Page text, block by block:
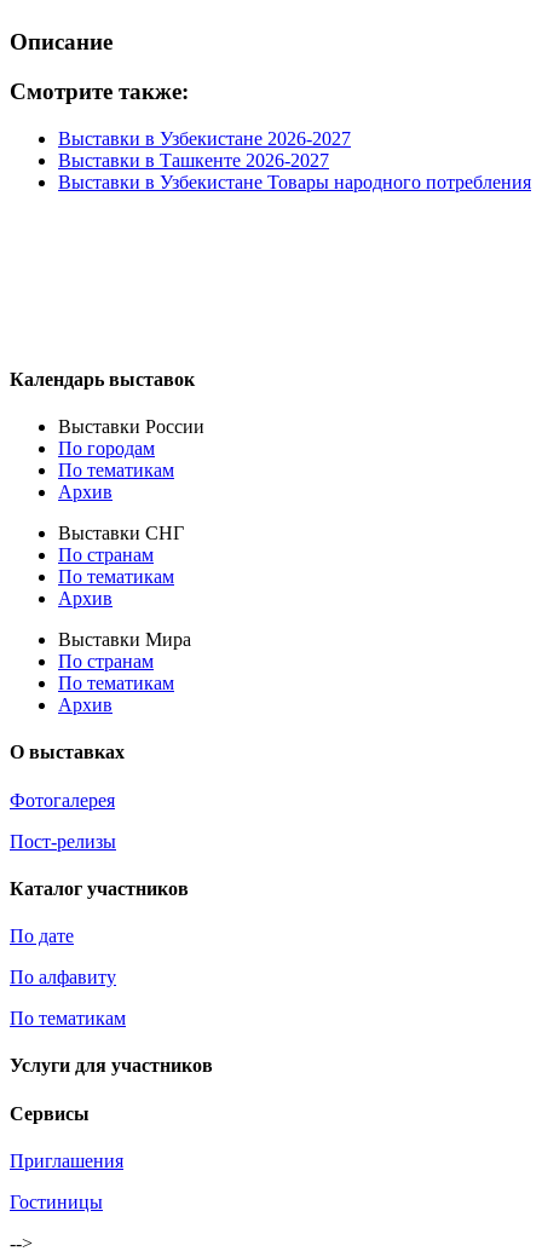
Описание
Смотрите также:
Выставки в Узбекистане 2026-2027
Выставки в Ташкенте 2026-2027
Выставки в Узбекистане Товары народного потребления
Календарь выставок
Выставки России
По городам
По тематикам
Архив
Выставки СНГ
По странам
По тематикам
Архив
Выставки Мира
По странам
По тематикам
Архив
О выставках
Фотогалерея
Пост-релизы
Каталог участников
По дате
По алфавиту
По тематикам
Услуги для участников
Сервисы
Приглашения
Гостиницы
-->